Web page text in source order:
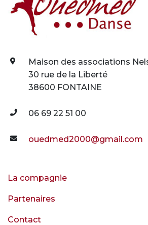
Maison des associations
30 rue de la Liberté
38600 FONTAINE
06 69 22 51 00
ouedmed2000@gmail.com
La compagnie
Partenaires
Contact